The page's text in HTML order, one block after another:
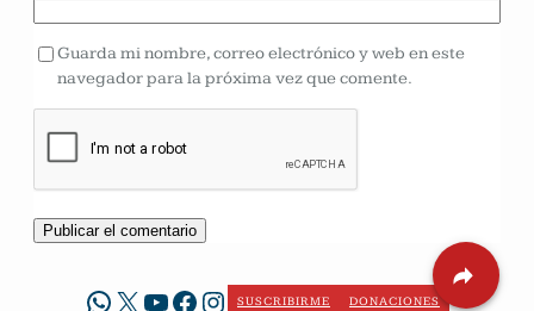
Guarda mi nombre, correo electrónico y web en este
navegador para la próxima vez que comente.
WhatsApp
X YouTube
Facebook
Instagram
SUSCRIBIRME DONACIONES